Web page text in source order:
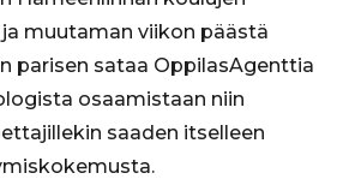
muutaman viikon päästä
parisen sataa OppilasAgenttia
osaamistaan niin
saaden itselleen